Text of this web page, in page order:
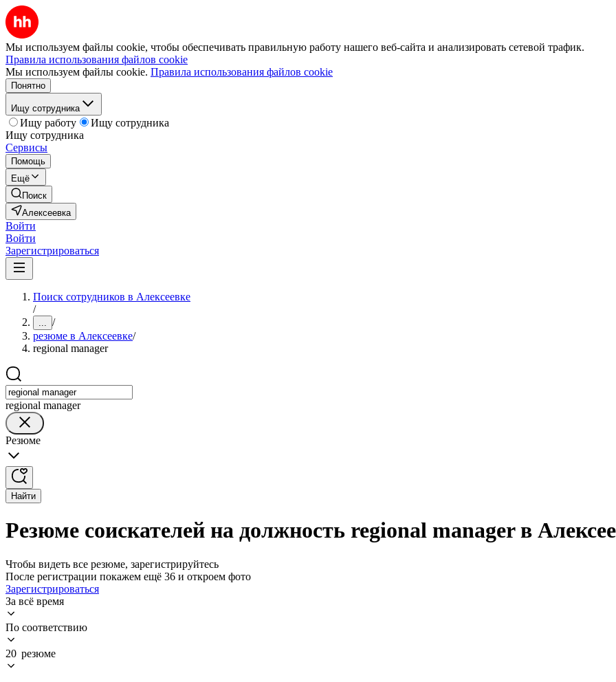
Мы используем файлы cookie, чтобы обеспечивать правильную работу нашего веб-сайта и анализировать сетевой трафик.
Правила использования файлов cookie
Мы используем файлы cookie. Правила использования файлов cookie
Понятно
Ищу сотрудника
Ищу работу
Ищу сотрудника
Ищу сотрудника
Сервисы
Помощь
Ещё
Поиск
Алексеевка
Войти
Войти
Зарегистрироваться
Поиск сотрудников в Алексеевке
/
... /
резюме в Алексеевке/
regional manager
regional manager
Резюме
Найти
Резюме соискателей на должность regional manager в
Чтобы видеть все резюме, зарегистрируйтесь
После регистрации покажем ещё 36 и откроем фото
Зарегистрироваться
За всё время
По соответствию
20 резюме